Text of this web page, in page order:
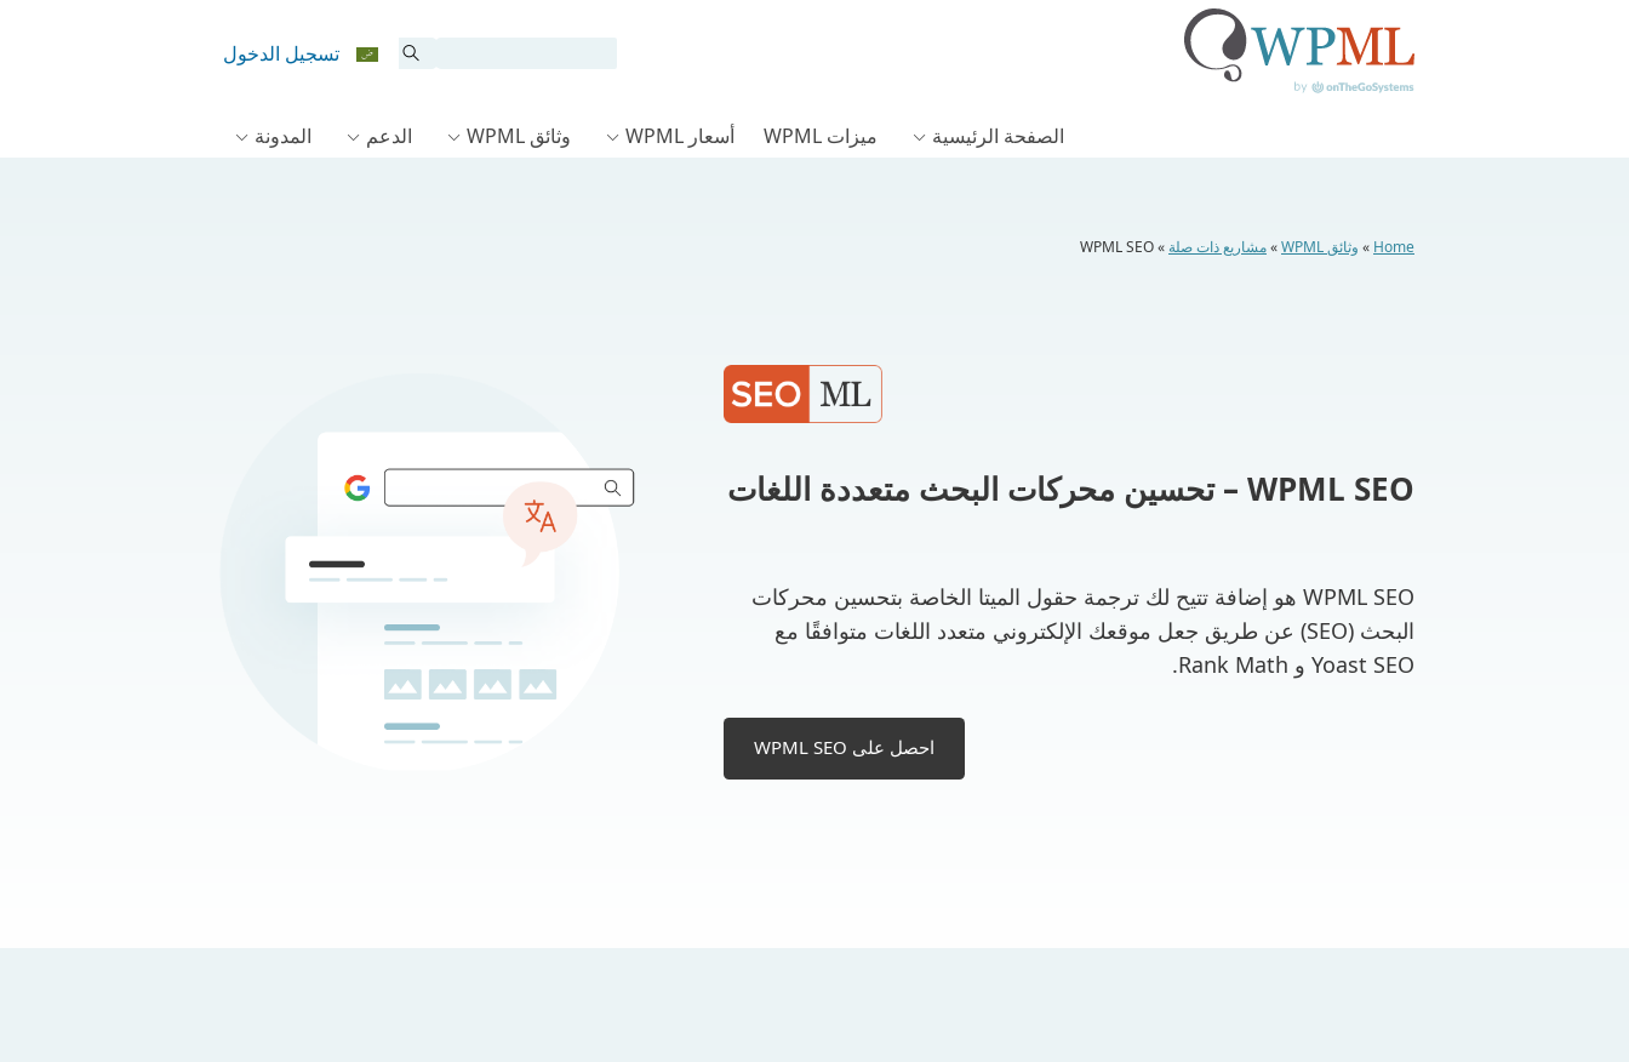
تسجيل الدخول
الصفحة الرئيسية ميزات WPML أسعار WPML وثائق WPML الدعم المدونة
Home
» وثائق WPML »مشاريع ذات صلة »
WPML SEO
WPML SEO – تحسين محركات البحث متعددة اللغات
WPML SEO هو إضافة تتيح لك ترجمة حقول الميتا الخاصة بتحسين محركات
البحث (SEO) عن طريق جعل موقعك الإلكتروني متعدد اللغات متوافقًا مع
Yoast SEO و Rank Math.
احصل على WPML SEO